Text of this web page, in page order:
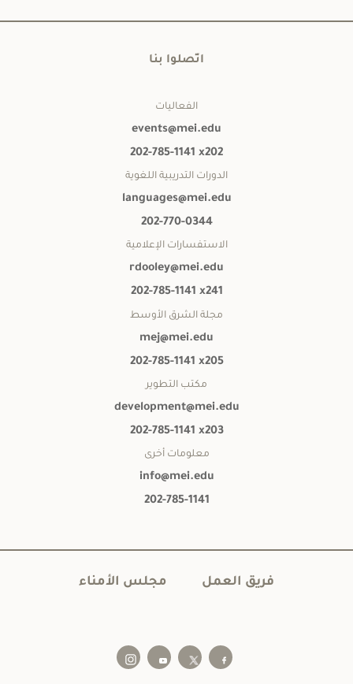
اتّصلوا بنا
الفعاليات
events@mei.edu
202-785-1141 x202
الدورات التدريبية اللغوية
languages@mei.edu
202-770-0344
الاستفسارات الإعلامية
rdooley@mei.edu
202-785-1141 x241
مجلة الشرق الأوسط
mej@mei.edu
202-785-1141 x205
مكتب التطوير
development@mei.edu
202-785-1141 x203
معلومات أخرى
info@mei.edu
202-785-1141
فريق العمل مجلس الأمناء